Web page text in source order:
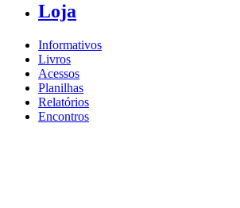
Loja
Informativos
Livros
Acessos
Planilhas
Relatórios
Encontros